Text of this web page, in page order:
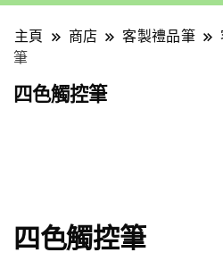
主頁 商店 客製禮品筆
筆
四色觸控筆
四色觸控筆